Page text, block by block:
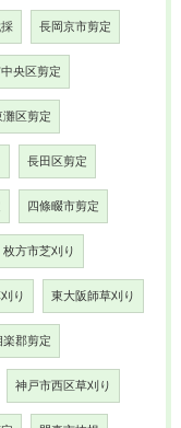
長岡京市剪定
央区剪定
灘区剪定
長田区剪定
四條畷市剪定
枚方市芝刈り
り 東大阪師草刈り
楽郡剪定
神戸市西区草刈り